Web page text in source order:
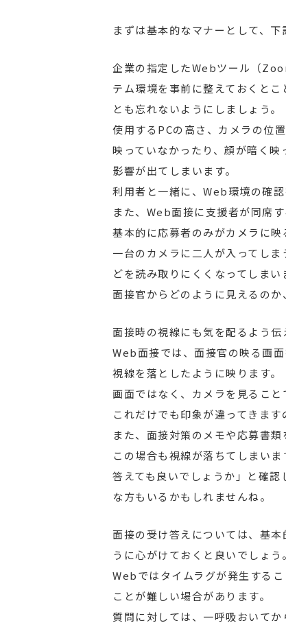
まずは基本的なマナーとして、下
企業の指定したWebツール（
テム環境を事前に整えておくと
とも忘れないようにしましょう。
使用するPCの高さ、カメラの位
映っていなかったり、顔が暗く
影響が出てしまいます。
利用者と一緒に、Web環境の確認
また、Web面接に支援者が同席
基本的に応募者のみがカメラに映
一台のカメラに二人が入ってし
どを読み取りにくくなってしまい
面接官からどのように見えるのか
面接時の視線にも気を配るよう伝
Web面接では、面接官の映る画
視線を落としたように映ります。
画面ではなく、カメラを見ること
これだけでも印象が違ってきます
また、面接対策のメモや応募書類
この場合も視線が落ちてしまい
答えても良いでしょうか」と確
な方もいるかもしれませんね。
面接の受け答えについては、基
うに心がけておくと良いでしょう。
Webではタイムラグが発生する
ことが難しい場合があります。
質問に対しては、一呼吸おいて